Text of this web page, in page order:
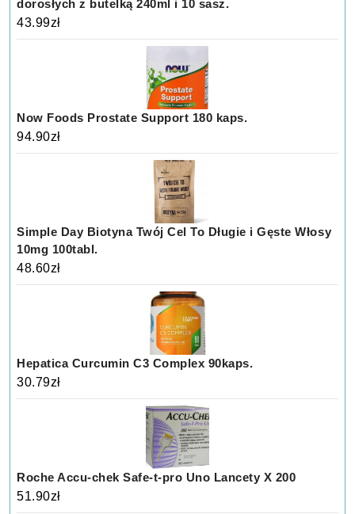
dorosłych z butelką 240ml i 10 sasz.
43.99zł
Now Foods Prostate Support 180 kaps.
94.90zł
Simple Day Biotyna Twój Cel To Długie i Gęste Włosy
10mg 100tabl.
48.60zł
Hepatica Curcumin C3 Complex 90kaps.
30.79zł
Roche Accu-chek Safe-t-pro Uno Lancety X 200
51.90zł